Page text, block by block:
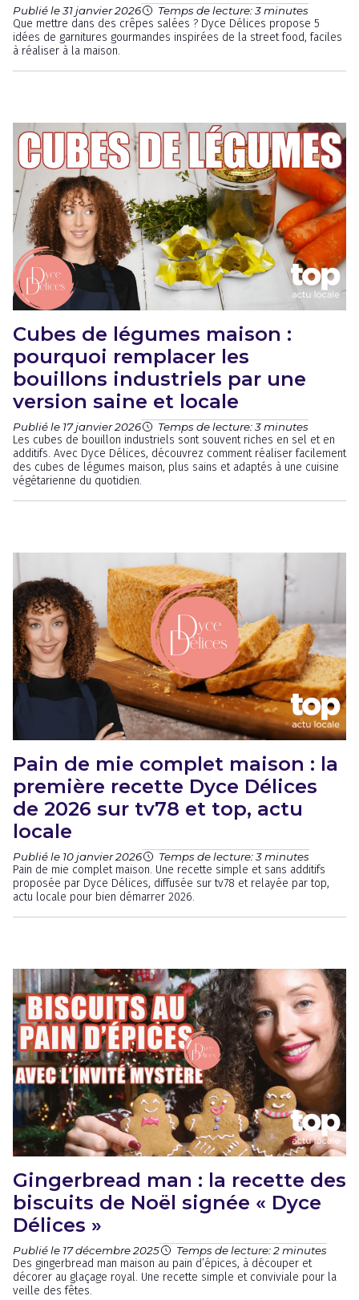
Publié le 31 janvier 2026 Temps de lecture: 3 minutes
Que mettre dans des crêpes salées ? Dyce Délices propose 5
idées de garnitures gourmandes inspirées de la street food, faciles
à réaliser à la maison.
Cubes de légumes maison :
pourquoi remplacer les
bouillons industriels par une
version saine et locale
Publié le 17 janvier 2026 Temps de lecture: 3 minutes
Les cubes de bouillon industriels sont souvent riches en sel et en
additifs. Avec Dyce Délices, découvrez comment réaliser facilement
des cubes de légumes maison, plus sains et adaptés à une cuisine
végétarienne du quotidien.
Pain de mie complet maison : la
première recette Dyce Délices
de 2026 sur tv78 et top, actu
locale
Publié le 10 janvier 2026 Temps de lecture: 3 minutes
Pain de mie complet maison. Une recette simple et sans additifs
proposée par Dyce Délices, diffusée sur tv78 et relayée par top,
actu locale pour bien démarrer 2026.
Gingerbread man : la recette des
biscuits de Noël signée « Dyce
Délices »
Publié le 17 décembre 2025 Temps de lecture: 2 minutes
Des gingerbread man maison au pain d’épices, à découper et
décorer au glaçage royal. Une recette simple et conviviale pour la
veille des fêtes.